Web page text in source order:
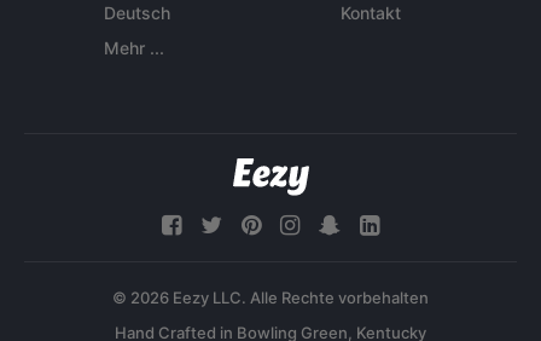
Deutsch
Mehr ...
Kontakt
© 2026 Eezy LLC. Alle Rechte vorbehalten